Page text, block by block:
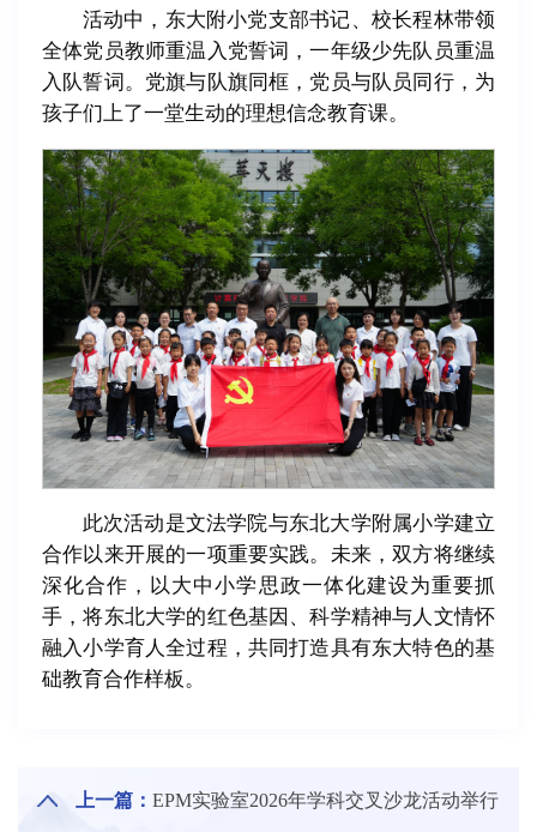
活动中，东大附小党支部书记、校长程林带领
全体党员教师重温入党誓词，一年级少先队员重温
入队誓词。党旗与队旗同框，党员与队员同行，为
孩子们上了一堂生动的理想信念教育课。
此次活动是文法学院与东北大学附属小学建立
合作以来开展的一项重要实践。未来，双方将继续
深化合作，以大中小学思政一体化建设为重要抓
手，将东北大学的红色基因、科学精神与人文情怀
融入小学育人全过程，共同打造具有东大特色的基
础教育合作样板。
上一篇： EPM实验室2026年学科交叉沙龙活动举行